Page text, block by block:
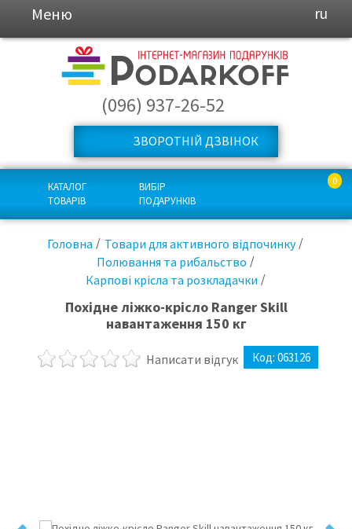
Меню ru
(096) 937-26-52
ЗВОРОТНІЙ ДЗВІНОК
КАТАЛОГ
ТОВАРІВ
ВИБІР
ПОДАРУНКІВ
0
Головна
Товари для активного відпочинку
Полювання та рибальство
Карпові крісла та розкладачки
Похідне ліжко-крісло Ranger Skill
навантаження 150 кг
Написати відгук Код: 063126